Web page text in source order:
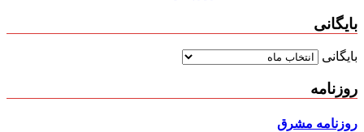
بایگانی
بایگانی
روزنامه
روزنامه مشرق